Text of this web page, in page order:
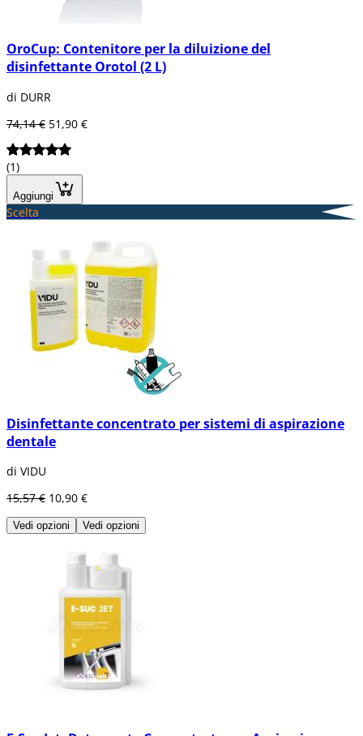
OroCup: Contenitore per la diluizione del
disinfettante Orotol (2 L)
di DURR
74,14 € 51,90 €
(1)
Aggiungi
Scelta
Disinfettante concentrato per sistemi di aspirazione
dentale
di VIDU
15,57 € 10,90 €
Vedi opzioni Vedi opzioni